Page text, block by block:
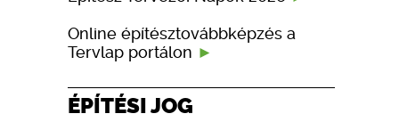
Online építésztovábbképzés a
Tervlap portálon
ÉPÍTÉSI JOG